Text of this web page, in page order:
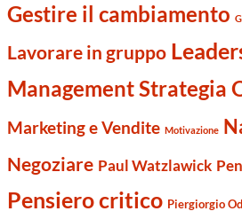
Gestire il cambiamento
Lavorare in gruppo
Management Strategia
Marketing e Vendite Motivazione
Negoziare Paul Watzlawick
Pensiero critico Piergiorgio